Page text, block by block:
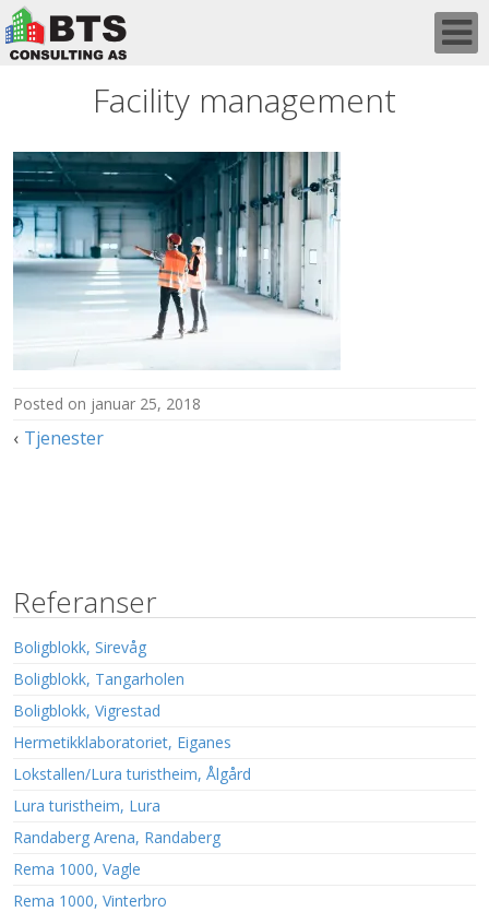
Skip
to
Facility management
posted on januar 25, 2018
Innleggsnavigasjon
Tjenester
Referanser
Boligblokk, Sirevåg
Boligblokk, Tangarholen
Boligblokk, Vigrestad
Hermetikklaboratoriet, Eiganes
Lokstallen/Lura turistheim, Ålgård
Lura turistheim, Lura
Randaberg Arena, Randaberg
Rema 1000, Vagle
Rema 1000, Vinterbro